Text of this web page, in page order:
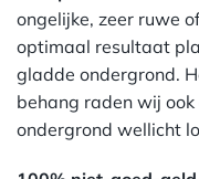
ongelijke, zeer ruwe
optimaal resultaat
gladde ondergrond.
behang raden wij
ondergrond wellicht